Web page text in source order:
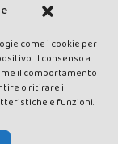
come i cookie per
Il consenso a
il comportamento
o ritirare il
e funzioni.
di Siena con